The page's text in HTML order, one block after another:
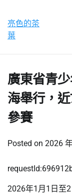
content
亮色的茶
葉
廣東省青
海舉行，
參賽
Posted on 2026
2026年1月1日至2